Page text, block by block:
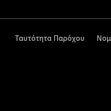
Ταυτότητα Παρόχου